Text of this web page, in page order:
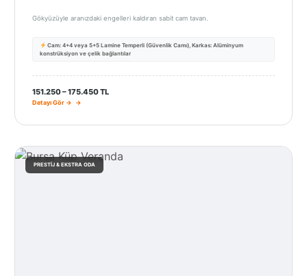
Gökyüzüyle aranızdaki engelleri kaldıran sabit cam tavan.
Cam: 4+4 veya 5+5 Lamine Temperli (Güvenlik Camı), Karkas: Alüminyum
konstrüksiyon ve çelik bağlantılar
151.250 – 175.450 TL
Detayı Gör →
PRESTIJ & EKSTRA ODA